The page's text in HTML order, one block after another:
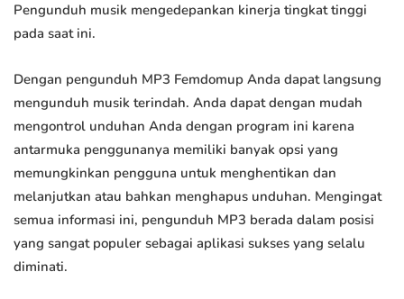
Pengunduh musik mengedepankan kinerja tingkat tinggi
pada saat ini.
Dengan pengunduh MP3 Femdomup Anda dapat langsung
mengunduh musik terindah. Anda dapat dengan mudah
mengontrol unduhan Anda dengan program ini karena
antarmuka penggunanya memiliki banyak opsi yang
memungkinkan pengguna untuk menghentikan dan
melanjutkan atau bahkan menghapus unduhan. Mengingat
semua informasi ini, pengunduh MP3 berada dalam posisi
yang sangat populer sebagai aplikasi sukses yang selalu
diminati.